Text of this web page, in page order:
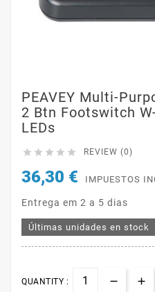
PEAVEY Multi-
2 Btn Footswitch
LEDs
     REVIEW (0)
36,30 € IMPUESTOS
Entrega em 2 a 5 dias
Últimas unidades en stock
QUANTITY :